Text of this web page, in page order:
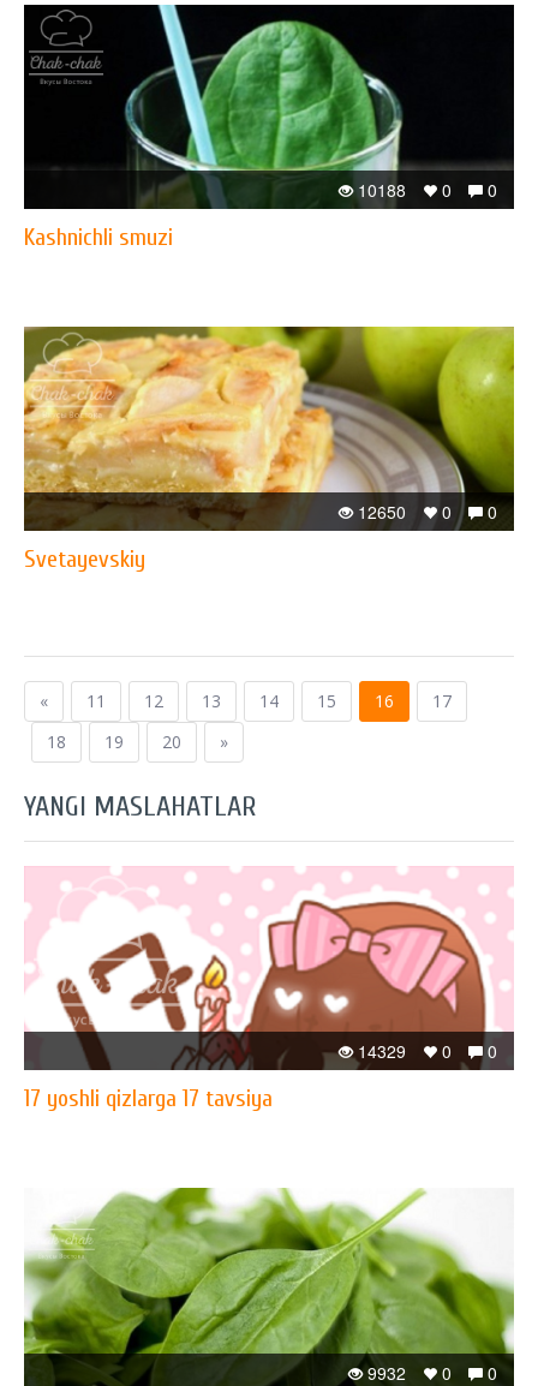
0
0
10188
Kashnichli smuzi
0
0
12650
Svetayevskiy
« 11 12 13 14 15 16
17
18
19 20 »
YANGI MASLAHATLAR
0
0
14329
17 yoshli qizlarga 17 tavsiya
0
0
9932